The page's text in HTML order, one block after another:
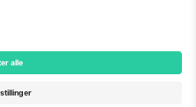
detaljer, sjekk spesifikke
Firmainformasjon